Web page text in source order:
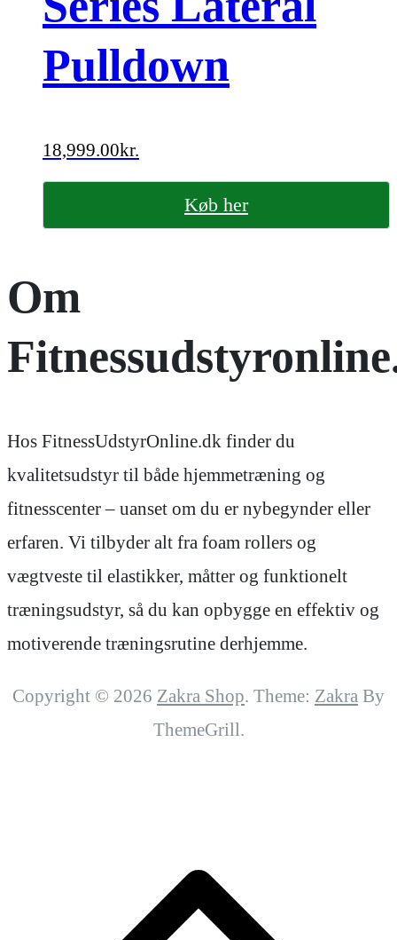
Pulldown
18,999.00kr.
Køb her
Om
Hos FitnessUdstyrOnline.dk finder du
kvalitetsudstyr til både hjemmetræning og
fitnesscenter – uanset om du er nybegynder eller
erfaren. Vi tilbyder alt fra foam rollers og
vægtveste til elastikker, måtter og funktionelt
træningsudstyr, så du kan opbygge en effektiv og
motiverende træningsrutine derhjemme.
Copyright © 2026 Zakra Shop. Theme: Zakra By
ThemeGrill.